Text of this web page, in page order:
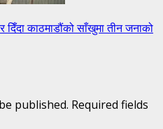
दिँदा काठमाडौंको साँखुमा तीन जनाको
published. Required fields